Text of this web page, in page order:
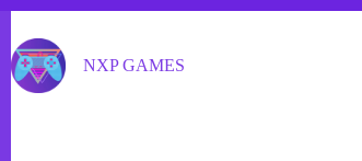
сути
NXP GAMES